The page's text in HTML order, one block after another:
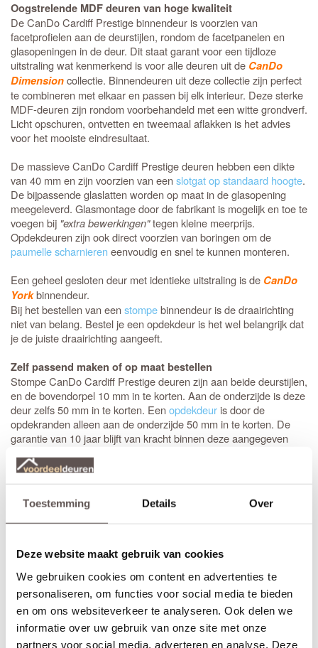
Toestemming Details Over
Deze website maakt gebruik van cookies
We gebruiken cookies om content en advertenties te
personaliseren, om functies voor social media te bieden
en om ons websiteverkeer te analyseren. Ook delen we
informatie over uw gebruik van onze site met onze
partners voor social media, adverteren en analyse. Deze
Oogstrelende MDF deuren van hoge kwaliteit
De CanDo Cardiff Prestige binnendeur is voorzien van
facetprofielen aan de deurstijlen, rondom de facetpanelen en
glasopeningen in de deur. Dit staat garant voor een tijdloze
uitstraling wat kenmerkend is voor alle deuren uit de CanDo
Dimensioncollectie. Binnendeuren uit deze collectie zijn perfect
te combineren met elkaar en passen bij elk interieur. Deze sterke
MDF-deuren zijn rondom voorbehandeld met een witte grondverf.
Licht opschuren, ontvetten en tweemaal aflakken is het advies
voor het mooiste eindresultaat.
De massieve CanDo Cardiff Prestige deuren hebben een dikte
van 40 mm en zijn voorzien van eenslotgat op standaard hoogte.
De bijpassende glaslatten worden op maat in de glasopening
meegeleverd. Glasmontage door de fabrikant is mogelijk en toe te
voegen bij "extra bewerkingen"tegen kleine meerprijs.
Opdekdeuren zijn ook direct voorzien van boringen om de
paumelle scharnieren eenvoudig en snel te kunnen monteren.
Een geheel gesloten deur met identieke uitstraling is de CanDo
Yorkbinnendeur.
Bij het bestellen van eenstompebinnendeur is de draairichting
niet van belang. Bestel je een opdekdeur is het wel belangrijk dat
je de juiste draairichting aangeeft.
Zelf passend maken of op maat bestellen
Stompe CanDo Cardiff Prestige deuren zijn aan beide deurstijlen,
en de bovendorpel 10 mm in te korten. Aan de onderzijde is deze
deur zelfs 50 mm in te korten. Eenopdekdeur is door de
opdekranden alleen aan de onderzijde 50 mm in te korten. De
garantie van 10 jaar blijft van kracht binnen deze aangegeven
Maatwerk is mogelijk als de gewenste afmeting meer afwijkt dan
op maat. De prijs en keuze voor maatwerk zijn zichtbaar onder de
beschikbare afmetingen. De levertijd voor maatwerkdeuren is 29
(Helaas geen maatwerk beschikbaar in combinatie met glas in
Thuisbezorgd in slechts 5 werkdagen
(Glasmontage of andere bewerkingen verlengt de levertijd met 3
werkdagen)